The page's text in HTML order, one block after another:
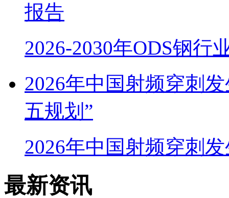
报告
2026-2030年ODS钢行
2026年中国射频穿刺
五规划”
2026年中国射频穿刺
最新资讯